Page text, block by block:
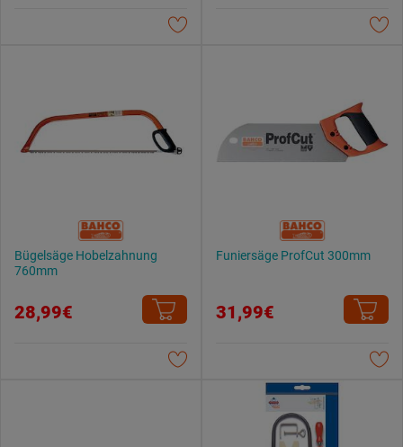
Bügelsäge Hobelzahnung
760mm
28,99€
Funiersäge ProfCut 300mm
31,99€